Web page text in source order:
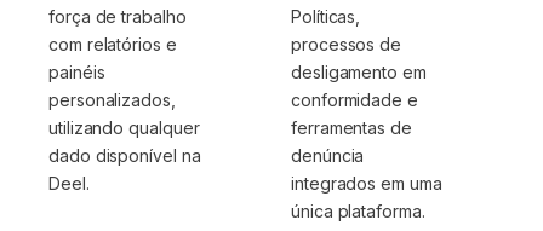
força de trabalho
com relatórios e
painéis
personalizados,
utilizando qualquer
dado disponível na
Deel.
Políticas,
processos de
desligamento em
conformidade e
ferramentas de
denúncia
integrados em uma
única plataforma.